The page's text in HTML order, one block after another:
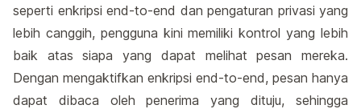
seperti enkripsi end-to-end dan pengaturan privasi yang
lebih canggih, pengguna kini memiliki kontrol yang lebih
baik atas siapa yang dapat melihat pesan mereka.
Dengan mengaktifkan enkripsi end-to-end, pesan hanya
dapat dibaca oleh penerima yang dituju, sehingga